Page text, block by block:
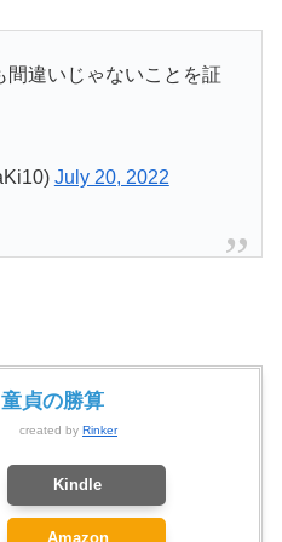
間違いじゃないことを証
July 20, 2022
童貞の勝算
created by Rinker
Kindle
Amazon